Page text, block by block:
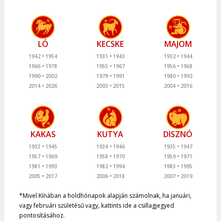
LÓ
1942
1954
1966
1978
1990
2002
2014
2026
KECSKE
1931
1943
1955
1967
1979
1991
2003
2015
MAJOM
1932
1944
1956
1968
1980
1992
2004
2016
KAKAS
1933
1945
1957
1969
1981
1993
2005
2017
KUTYA
1934
1946
1958
1970
1982
1994
2006
2018
DISZNÓ
1935
1947
1959
1971
1983
1995
2007
2019
*Mivel Kínában a holdhónapok alapján számolnak, ha januári,
vagy februári születésű vagy, kattints ide a csillagjegyed
pontosításához.